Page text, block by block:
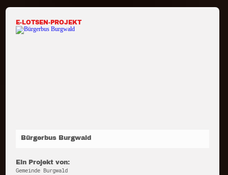
E-LOTSEN-PROJEKT
Bürgerbus Burgwald
Ein Projekt von:
Gemeinde Burgwald